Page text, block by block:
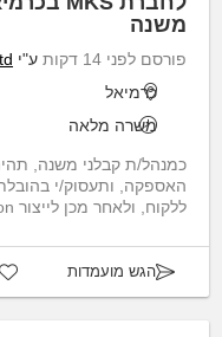
משנה
פורסם לפני 14 דקות ע"י
כרמיאל
משרה מלאה
כמנהל/ת קבלני משנה,
האספקה, ותעסוק/י
ללקוח, ולאחר מכן לייצור Mass production. תהליך משמעותי...
הגש מועמדות